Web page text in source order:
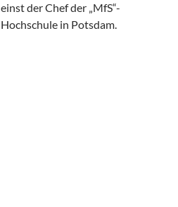
einst der Chef der „MfS“-
Hochschule in Potsdam.